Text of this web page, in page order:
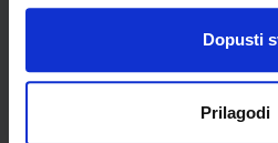
Dopusti
Prilagodi
CIJENA:
ŠIFRA OMOTA:500297
Omot